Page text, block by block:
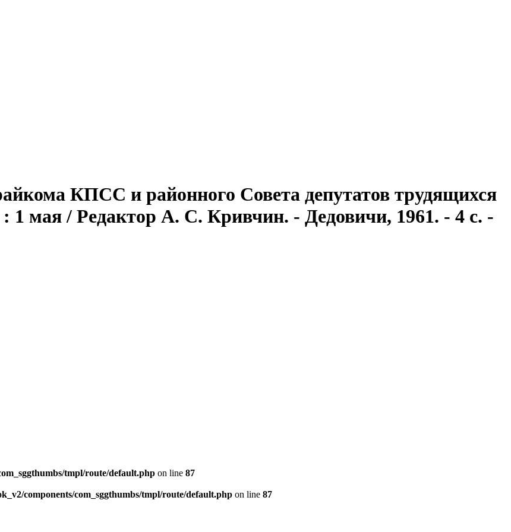
КПСС и районного Совета депутатов трудящихся
1 мая / Редактор А. С. Кривчин. - Дедовичи, 1961. - 4 с. -
tmpl/route/default.php on line 87
components/com_sggthumbs/tmpl/route/default.php on line 87